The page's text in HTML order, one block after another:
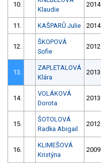
10.
Klaudie
2014
11. KAŠPARŮ Julie 2014
12.
ŠKOPOVÁ
Sofie
2012
13.
ZAPLETALOVÁ
Klára
2013
14.
VOLÁKOVÁ
Dorota
2013
15.
ŠOTOLOVÁ
Radka Abigail
2012
16.
KLIMEŠOVÁ
Kristýna
2009